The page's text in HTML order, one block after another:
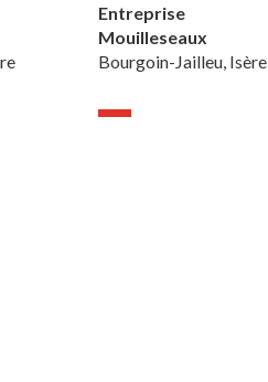
Entreprise
Mouilleseaux
Bourgoin-Jailleu, Isère